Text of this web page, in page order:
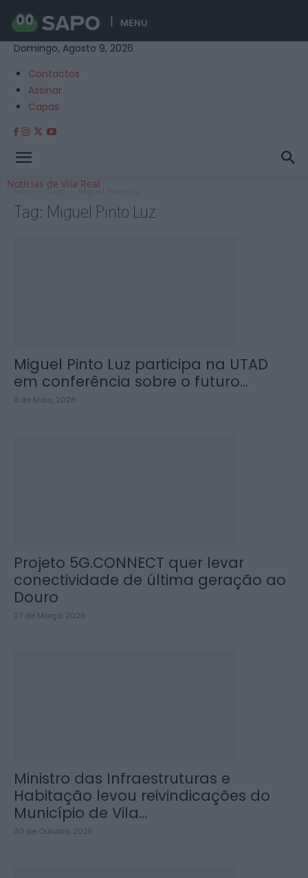
MENU
Domingo, Agosto 9, 2026
Contactos
Assinar
Capas
Notícias de Vila Real
Início Tags Miguel Pinto Luz
Tag: Miguel Pinto Luz
Miguel Pinto Luz participa na UTAD
em conferência sobre o futuro...
8 de Maio, 2026
Projeto 5G.CONNECT quer levar
conectividade de última geração ao
Douro
27 de Março, 2026
Ministro das Infraestruturas e
Habitação levou reivindicações do
Município de Vila...
30 de Outubro, 2025